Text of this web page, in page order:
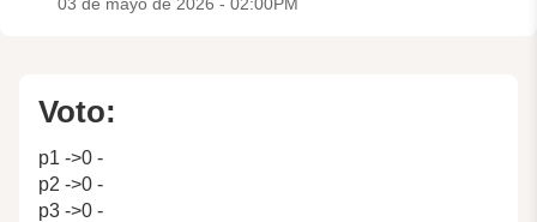
Voto:
p1 ->0 -
p2 ->0 -
p3 ->0 -